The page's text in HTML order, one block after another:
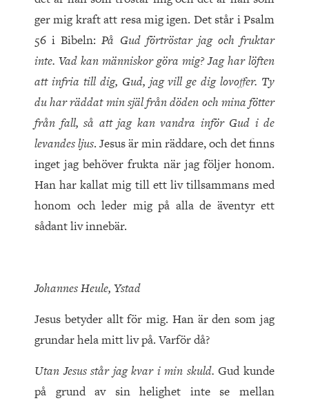
ger mig kraft att resa mig igen. Det står i Psalm
56 i Bibeln:På Gud förtröstar jag och fruktar
inte. Vad kan människor göra mig? Jag har löften
att infria till dig, Gud, jag vill ge dig lovoffer. Ty
du har räddat min själ från döden och mina fötter
från fall, så att jag kan vandra inför Gud i de
levandes ljus. Jesus är min räddare, och det finns
inget jag behöver frukta när jag följer honom.
Han har kallat mig till ett liv tillsammans med
honom och leder mig på alla de äventyr ett
sådant liv innebär.
Johannes Heule, Ystad
Jesus betyder allt för mig. Han är den som jag
grundar hela mitt liv på. Varför då?
Utan Jesus står jag kvar i min skuld.Gud kunde
på grund av sin helighet inte se mellan